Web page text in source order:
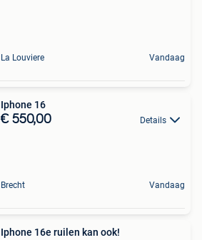
La Louviere Vandaag
Iphone 16
€ 550,00 Details
Brecht Vandaag
Iphone 16e ruilen kan ook!